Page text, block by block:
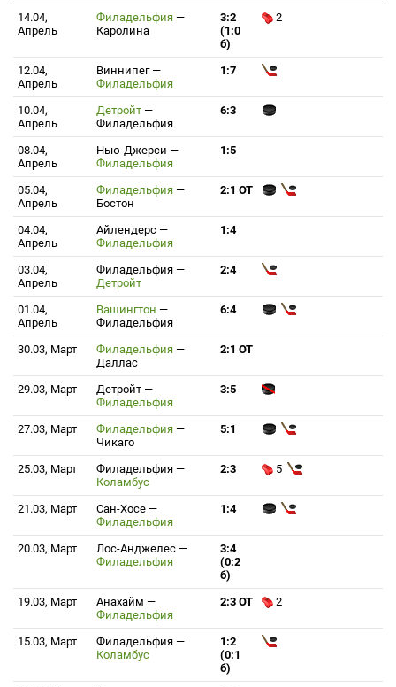
14.04,
Апрель
Филадельфия —
Каролина
3:2
(1:0
б)
2
12.04,
Апрель
Виннипег —
Филадельфия
1:7
10.04,
Апрель
Детройт —
Филадельфия
6:3
08.04,
Апрель
Нью-Джерси —
Филадельфия
1:5
05.04,
Апрель
Филадельфия —
Бостон
2:1 ОТ
04.04,
Апрель
Айлендерс —
Филадельфия
1:4
03.04,
Апрель
Филадельфия —
Детройт
2:4
01.04,
Апрель
Вашингтон —
Филадельфия
6:4
30.03, Март Филадельфия —
Даллас
2:1 ОТ
29.03, Март Детройт —
Филадельфия
3:5
27.03, Март Филадельфия —
Чикаго
5:1
25.03, Март Филадельфия —
Коламбус
2:3 5
21.03, Март Сан-Хосе —
Филадельфия
1:4
20.03, Март Лос-Анджелес —
Филадельфия
3:4
(0:2
б)
19.03, Март
Анахайм —
Филадельфия
2:3 ОТ 2
15.03, Март Филадельфия —
Коламбус
1:2
(0:1
б)